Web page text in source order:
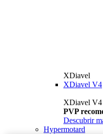
XDiavel
XDiavel V4
XDiavel V4
PVP
Descubrir
Hypermotard